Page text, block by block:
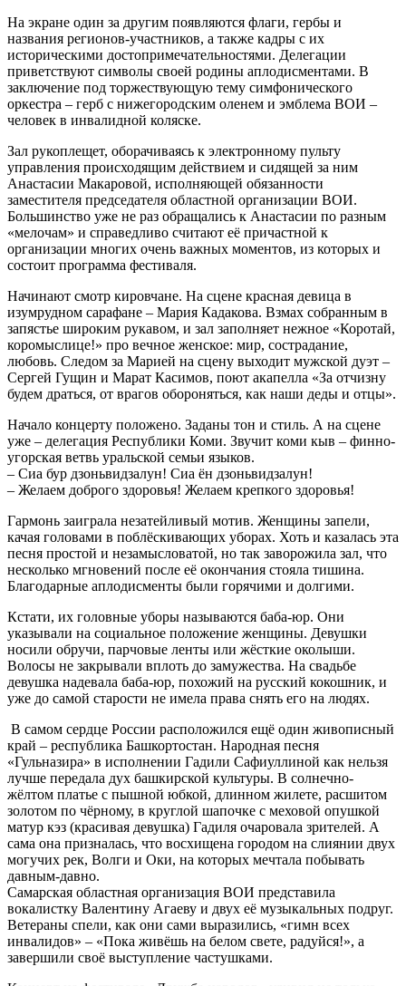
На экране один за другим появляются флаги, гербы и
названия регионов-участников, а также кадры с их
историческими достопримечательностями. Делегации
приветствуют символы своей родины аплодисментами. В
заключение под торжествующую тему симфонического
оркестра – герб с нижегородским оленем и эмблема ВОИ –
человек в инвалидной коляске.
Зал рукоплещет, оборачиваясь к электронному пульту
управления происходящим действием и сидящей за ним
Анастасии Макаровой, исполняющей обязанности
заместителя председателя областной организации ВОИ.
Большинство уже не раз обращались к Анастасии по разным
«мелочам» и справедливо считают её причастной к
организации многих очень важных моментов, из которых и
состоит программа фестиваля.
Начинают смотр кировчане. На сцене красная девица в
изумрудном сарафане – Мария Кадакова. Взмах собранным в
запястье широким рукавом, и зал заполняет нежное «Коротай,
коромыслице!» про вечное женское: мир, сострадание,
любовь. Следом за Марией на сцену выходит мужской дуэт –
Сергей Гущин и Марат Касимов, поют акапелла «За отчизну
будем драться, от врагов обороняться, как наши деды и отцы».
Начало концерту положено. Заданы тон и стиль. А на сцене
уже – делегация Республики Коми. Звучит коми кыв – финно-
угорская ветвь уральской семьи языков.
– Сиа бур дзоньвидзалун! Сиа ён дзоньвидзалун!
– Желаем доброго здоровья! Желаем крепкого здоровья!
Гармонь заиграла незатейливый мотив. Женщины запели,
качая головами в поблёскивающих уборах. Хоть и казалась эта
песня простой и незамысловатой, но так заворожила зал, что
несколько мгновений после её окончания стояла тишина.
Благодарные аплодисменты были горячими и долгими.
Кстати, их головные уборы называются баба-юр. Они
указывали на социальное положение женщины. Девушки
носили обручи, парчовые ленты или жёсткие околыши.
Волосы не закрывали вплоть до замужества. На свадьбе
девушка надевала баба-юр, похожий на русский кокошник, и
уже до самой старости не имела права снять его на людях.
В самом сердце России расположился ещё один живописный
край – республика Башкортостан. Народная песня
«Гульназира» в исполнении Гадили Сафиуллиной как нельзя
лучше передала дух башкирской культуры. В солнечно-
жёлтом платье с пышной юбкой, длинном жилете, расшитом
золотом по чёрному, в круглой шапочке с меховой опушкой
матур кэз (красивая девушка) Гадиля очаровала зрителей. А
сама она призналась, что восхищена городом на слиянии двух
могучих рек, Волги и Оки, на которых мечтала побывать
давным-давно.
Самарская областная организация ВОИ представила
вокалистку Валентину Агаеву и двух её музыкальных подруг.
Ветераны спели, как они сами выразились, «гимн всех
инвалидов» – «Пока живёшь на белом свете, радуйся!», а
завершили своё выступление частушками.